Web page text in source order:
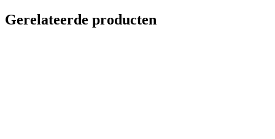
Gerelateerde producten